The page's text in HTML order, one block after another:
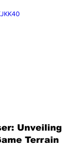
Unveiling
Terrain